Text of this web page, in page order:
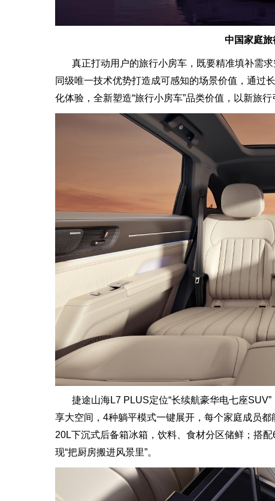
中国家庭旅
真正打动用户的旅行小房车，既要精准填补需
同级唯一技术优势打造成可感知的场景价值，通过
化体验，全新塑造“旅行小房车”品类价值，以新旅行
捷途山海L7 PLUS定位“长续航豪华电七座
享大空间，4种躺平模式一键展开，每个家庭成员
20L下沉式后备箱冰箱，饮料、食材分区储鲜；搭
现“把厨房搬进风景里”。